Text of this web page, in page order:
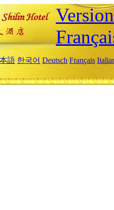
語 한국어 Deutsch Français